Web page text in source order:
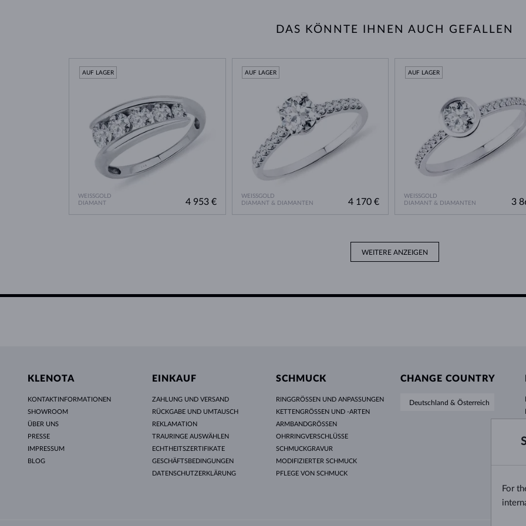
DAS KÖNNTE IHNEN AUCH GEFALLEN
WEISSGOLD
DIAMANT
AUF LAGER
4 953 €
WEISSGOLD
DIAMANT & DIAMANTEN
AUF LAGER
4 170 €
WEISSGOLD
DIAMANT & DIAMANTEN
AUF LAGER
3
WEITERE ANZEIGEN
KLENOTA
KONTAKTINFORMATIONEN
SHOWROOM
ÜBER UNS
PRESSE
IMPRESSUM
BLOG
EINKAUF
ZAHLUNG UND VERSAND
RÜCKGABE UND UMTAUSCH
REKLAMATION
TRAURINGE AUSWÄHLEN
ECHTHEITSZERTIFIKATE
GESCHÄFTSBEDINGUNGEN
DATENSCHUTZERKLÄRUNG
SCHMUCK
RINGGRÖSSEN UND ANPASSUNGEN
KETTENGRÖSSEN UND -ARTEN
ARMBANDGRÖSSEN
OHRRINGVERSCHLÜSSE
SCHMUCKGRAVUR
MODIFIZIERTER SCHMUCK
PFLEGE VON SCHMUCK
CHANGE COUNTRY
Deutschland & Österreich
For